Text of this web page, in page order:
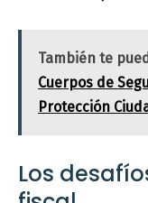
También te
Cuerpos de
Protección
Los